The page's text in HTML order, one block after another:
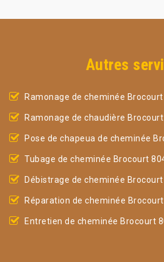
Autres
Ramonage de cheminée
Ramonage de chaudière
Pose de chapeua de cheminée
Tubage de cheminée Brocourt
Débistrage de cheminée
Réparation de cheminée
Entretien de cheminée Brocourt